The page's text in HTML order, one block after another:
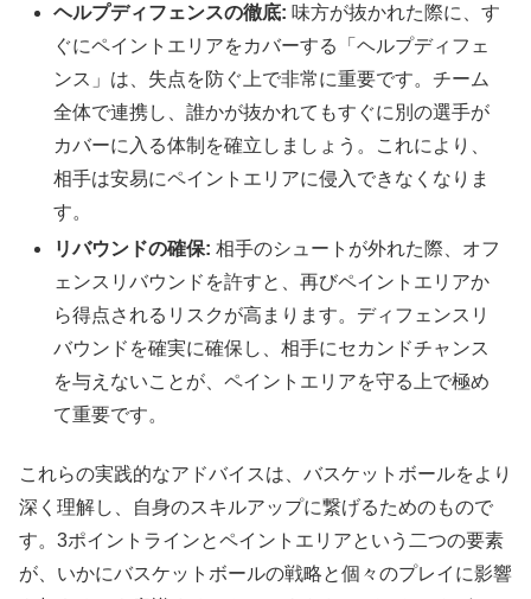
ヘルプディフェンスの徹底: 味方が抜かれた際に、す
ぐにペイントエリアをカバーする「ヘルプディフェ
ンス」は、失点を防ぐ上で非常に重要です。チーム
全体で連携し、誰かが抜かれてもすぐに別の選手が
カバーに入る体制を確立しましょう。これにより、
相手は安易にペイントエリアに侵入できなくなりま
す。
リバウンドの確保: 相手のシュートが外れた際、オフ
ェンスリバウンドを許すと、再びペイントエリアか
ら得点されるリスクが高まります。ディフェンスリ
バウンドを確実に確保し、相手にセカンドチャンス
を与えないことが、ペイントエリアを守る上で極め
て重要です。
これらの実践的なアドバイスは、バスケットボールをより
深く理解し、自身のスキルアップに繋げるためのもので
す。3ポイントラインとペイントエリアという二つの要素
が、いかにバスケットボールの戦略と個々のプレイに影響